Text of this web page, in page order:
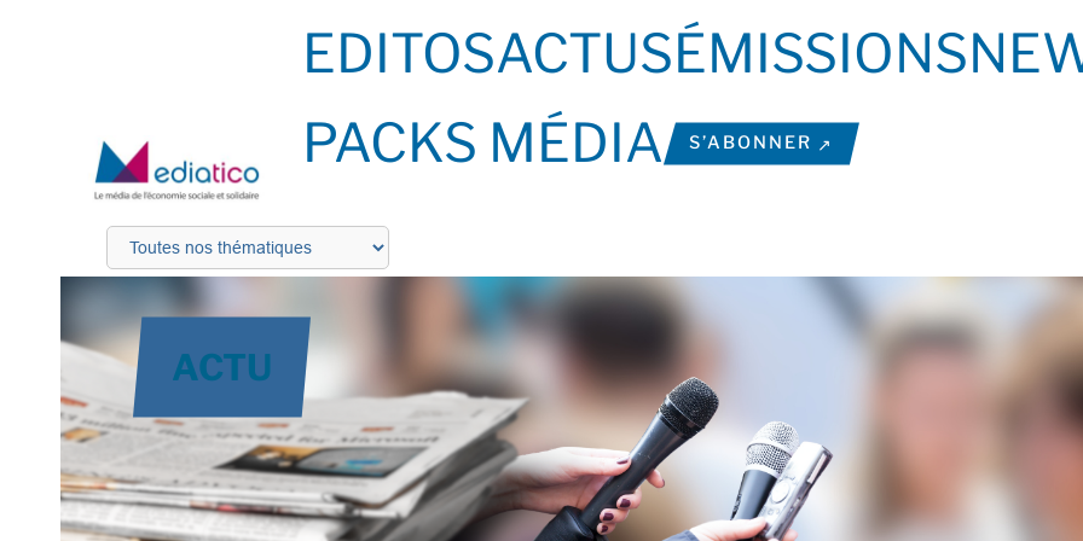
EDITOSACTUSÉMISSIONS
PACKS MÉDIA
S’ABONNER
ACTU